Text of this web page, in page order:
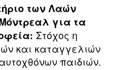
των Λαών
για τα
Στόχος η
και καταγγελιών
παιδιών.